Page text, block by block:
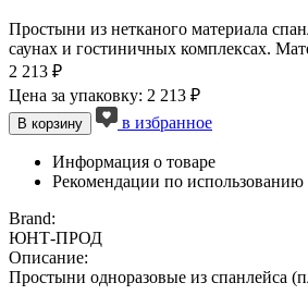
Простыни из нетканого материала
саунах и гостиничных комплексах.
2 213 ₽
Цена за упаковку: 2 213 ₽
В корзину в избранное
Информация о товаре
Рекомендации по использованию
Brand:
ЮНТ-ПРОД
Описание:
Простыни одноразовые из спанлейса